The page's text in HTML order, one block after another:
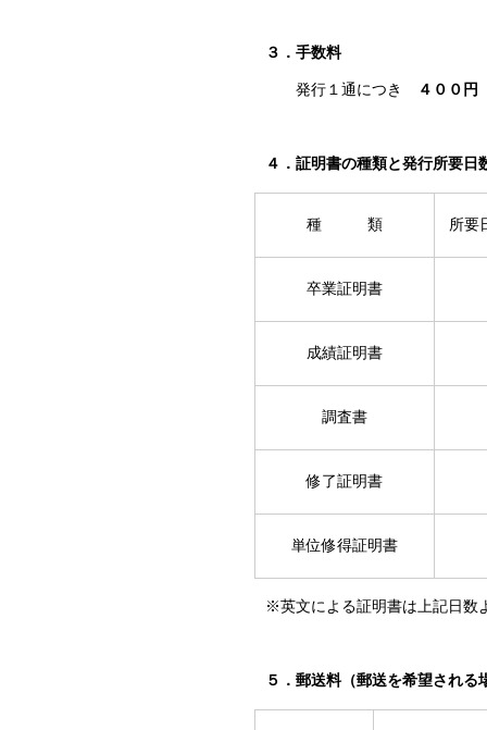
３．手数料
発行１通につき ４００円
４．証明書の種類と発行所要日
種 類 所要
卒業証明書
成績証明書
調査書
修了証明書
単位修得証明書
※英文による証明書は上記日数
５．郵送料（郵送を希望される